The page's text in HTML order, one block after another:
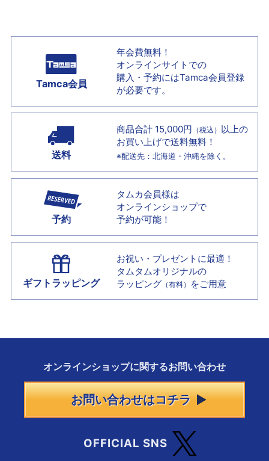
Tamca会員
年会費無料！
オンラインサイトでの
購入・予約にはTamca会員登録
が必要です。
送料
商品合計 15,000円 （税込） 以上の
お買い上げで送料無料！
※配送先：北海道・沖縄を除く。
予約
タムカ会員様は
オンラインショップで
予約が可能！
ギフトラッピング
お祝い・プレゼントに最適！
タムタムオリジナルの
ラッピング （有料） をご用意
オンラインショップに関するお問い合わせ
お問い合わせはコチラ
OFFICIAL SNS